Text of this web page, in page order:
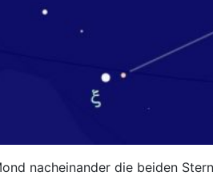
nacheinander die beiden